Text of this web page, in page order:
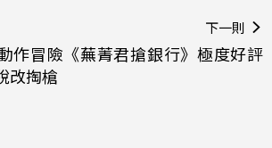
下一則
作冒險《蕪菁君搶銀行》極度好評
改掏槍